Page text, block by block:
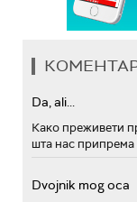
Da, ali...
Како преживети
шта нас
Dvojnik mog oca